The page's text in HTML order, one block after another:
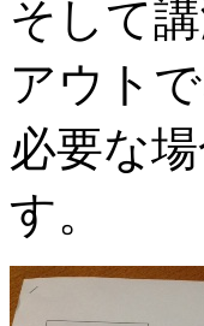
そして
アウトで
必要な
す。